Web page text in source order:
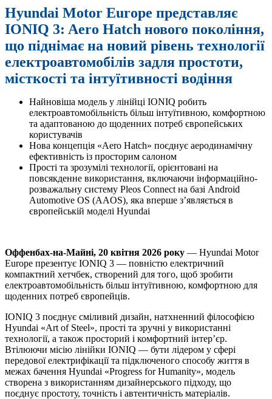
Hyundai Motor Europe представляє
IONIQ 3: Aero Hatch нового покоління,
що піднімає на новий рівень технології
електроавтомобілів задля простоти,
місткості та інтуїтивності водіння
Найновіша модель у лінійці IONIQ робить
електроавтомобільність більш інтуїтивною, комфортною
та адаптованою до щоденних потреб європейських
користувачів
Нова концепція «Aero Hatch» поєднує аеродинамічну
ефективність із просторим салоном
Прості та зрозумілі технології, орієнтовані на
повсякденне використання, включаючи інформаційно-
розважальну систему Pleos Connect на базі Android
Automotive OS (AAOS), яка вперше з’являється в
європейській моделі Hyundai
Оффенбах-на-Майні, 20 квітня 2026 року — Hyundai Motor
Europe презентує IONIQ 3 — повністю електричний
компактний хетчбек, створений для того, щоб зробити
електроавтомобільність більш інтуїтивною, комфортною для
щоденних потреб європейців.
IONIQ 3 поєднує сміливий дизайн, натхненний філософією
Hyundai «Art of Steel», прості та зручні у використанні
технології, а також просторий і комфортний інтер’єр.
Втілюючи місію лінійки IONIQ — бути лідером у сфері
передової електрифікації та підключеного способу життя в
межах бачення Hyundai «Progress for Humanity», модель
створена з використанням дизайнерського підходу, що
поєднує простоту, точність і автентичність матеріалів.